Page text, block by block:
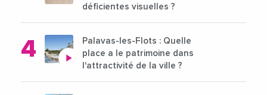
déficientes visuelles ?
Palavas-les-Flots : Quelle
place a le patrimoine dans
l'attractivité de la ville ?